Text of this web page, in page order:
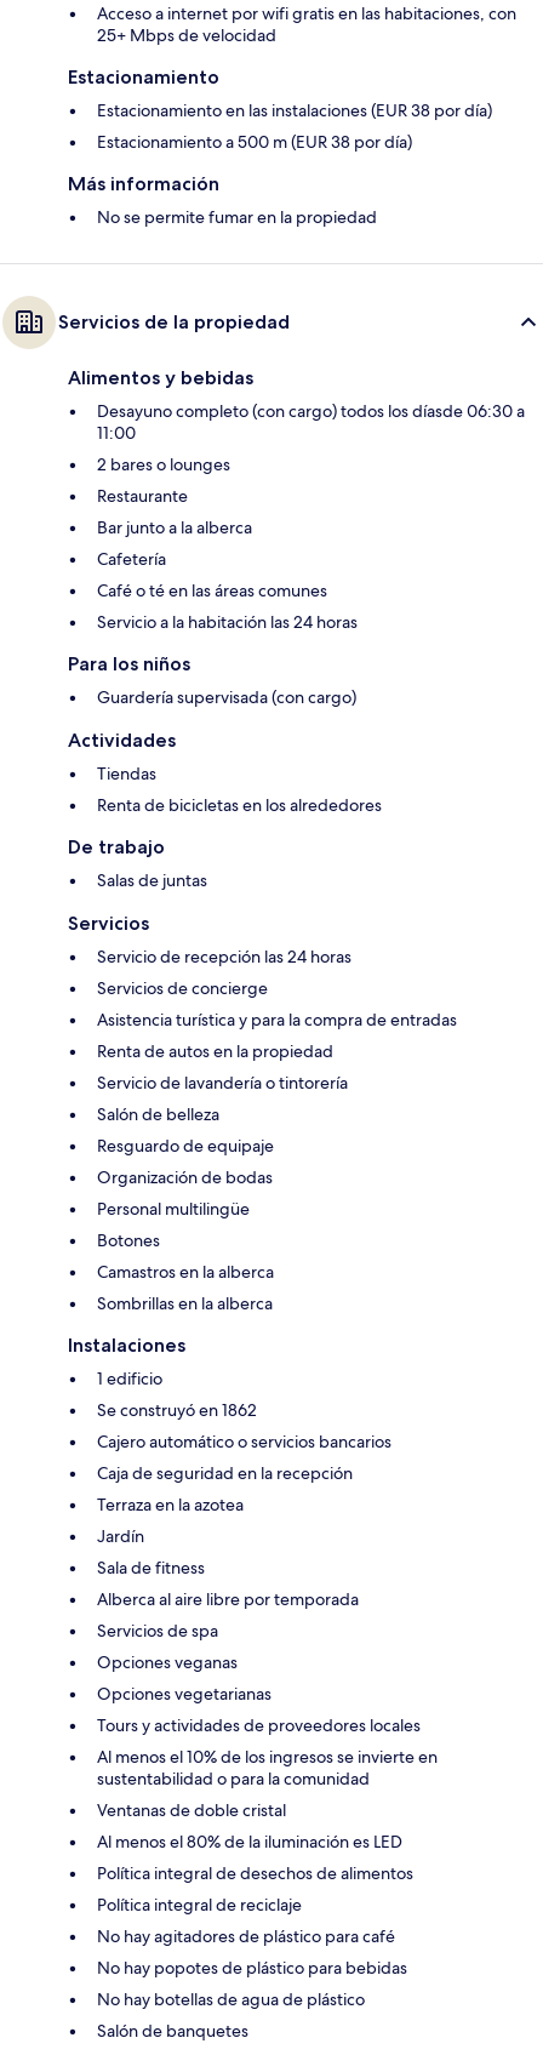
Acceso a internet por wifi gratis en las habitaciones, con
25+ Mbps de velocidad
Estacionamiento
Estacionamiento en las instalaciones (EUR 38 por día)
Estacionamiento a 500 m (EUR 38 por día)
Más información
No se permite fumar en la propiedad
Servicios de la propiedad
Alimentos y bebidas
Desayuno completo (con cargo) todos los díasde 06:30 a
11:00
2 bares o lounges
Restaurante
Bar junto a la alberca
Cafetería
Café o té en las áreas comunes
Servicio a la habitación las 24 horas
Para los niños
Guardería supervisada (con cargo)
Actividades
Tiendas
Renta de bicicletas en los alrededores
De trabajo
Salas de juntas
Servicios
Servicio de recepción las 24 horas
Servicios de concierge
Asistencia turística y para la compra de entradas
Renta de autos en la propiedad
Servicio de lavandería o tintorería
Salón de belleza
Resguardo de equipaje
Organización de bodas
Personal multilingüe
Botones
Camastros en la alberca
Sombrillas en la alberca
Instalaciones
1 edificio
Se construyó en 1862
Cajero automático o servicios bancarios
Caja de seguridad en la recepción
Terraza en la azotea
Jardín
Sala de fitness
Alberca al aire libre por temporada
Servicios de spa
Opciones veganas
Opciones vegetarianas
Tours y actividades de proveedores locales
Al menos el 10% de los ingresos se invierte en
sustentabilidad o para la comunidad
Ventanas de doble cristal
Al menos el 80% de la iluminación es LED
Política integral de desechos de alimentos
Política integral de reciclaje
No hay agitadores de plástico para café
No hay popotes de plástico para bebidas
No hay botellas de agua de plástico
Salón de banquetes